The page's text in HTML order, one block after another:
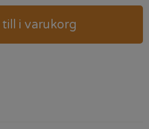
till i varukorg